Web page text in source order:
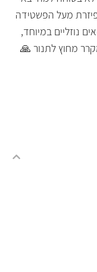
מעל הפשטידה
נוזליים במיוחד,
מחוץ לתנור 🙏